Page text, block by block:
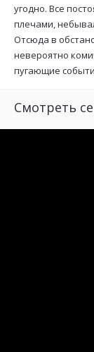
угодно. Все
плечами,
Отсюда в
невероятно
пугающие
Смотреть